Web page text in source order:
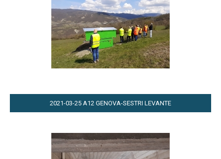
2021-03-25 A12 GENOVA-SESTRI LEVANTE